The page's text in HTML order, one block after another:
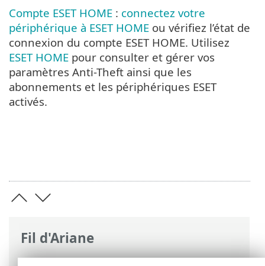
Fil d'Ariane
Aide en ligne d'ESET>ESET Small
Compte ESET HOME : connectez votre
périphérique à ESET HOME ou vérifiez l’état de
connexion du compte ESET HOME. Utilisez
ESET HOME pour consulter et gérer vos
paramètres Anti-Theft ainsi que les
abonnements et les périphériques ESET
activés.